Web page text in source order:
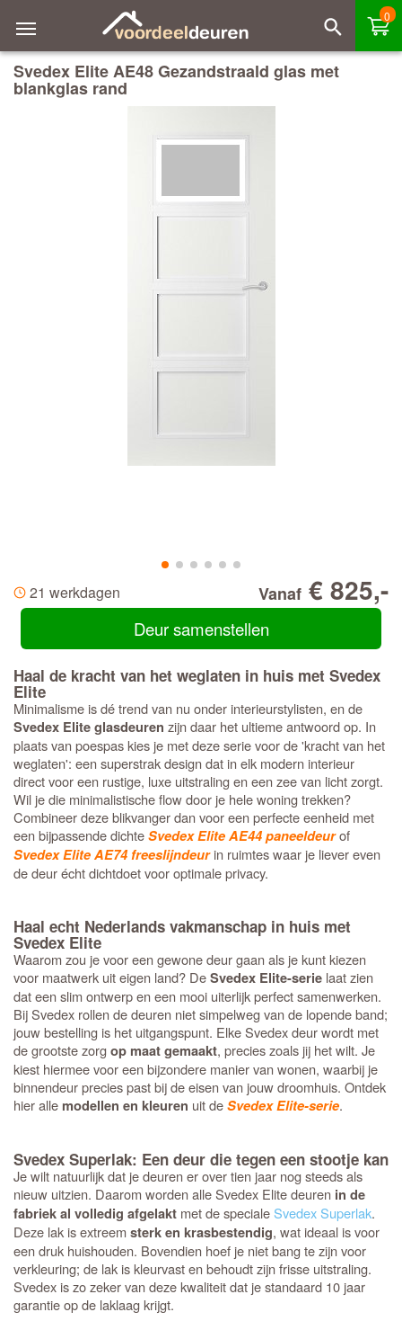
0
Svedex Elite AE48 Gezandstraald glas met
blankglas rand
21 werkdagen Vanaf € 825,-
Deur samenstellen
Haal de kracht van het weglaten in huis met Svedex
Elite
Minimalisme is dé trend van nu onder interieurstylisten, en de
Svedex Elite glasdeuren zijn daar het ultieme antwoord op. In
plaats van poespas kies je met deze serie voor de 'kracht van het
weglaten': een superstrak design dat in elk modern interieur
direct voor een rustige, luxe uitstraling en een zee van licht zorgt.
Wil je die minimalistische flow door je hele woning trekken?
Combineer deze blikvanger dan voor een perfecte eenheid met
een bijpassende dichteSvedex Elite AE44 paneeldeurof
Svedex Elite AE74 freeslijndeurin ruimtes waar je liever even
de deur écht dichtdoet voor optimale privacy.
Haal echt Nederlands vakmanschap in huis met
Svedex Elite
Waarom zou je voor een gewone deur gaan als je kunt kiezen
voor maatwerk uit eigen land? DeSvedex Elite-serie laat zien
dat een slim ontwerp en een mooi uiterlijk perfect samenwerken.
Bij Svedex rollen de deuren niet simpelweg van de lopende band;
jouw bestelling is het uitgangspunt. Elke Svedex deur wordt met
de grootste zorgop maat gemaakt, precies zoals jij het wilt. Je
kiest hiermee voor een bijzondere manier van wonen, waarbij je
binnendeur precies past bij de eisen van jouw droomhuis. Ontdek
hier alle modellen en kleuren uit deSvedex Elite-serie.
Svedex Superlak: Een deur die tegen een stootje kan
Je wilt natuurlijk dat je deuren er over tien jaar nog steeds als
nieuw uitzien. Daarom worden alle Svedex Elite deuren in de
fabriek al volledig afgelakt met de specialeSvedex Superlak.
Deze lak is extreemsterk en krasbestendig, wat ideaal is voor
een druk huishouden. Bovendien hoef je niet bang te zijn voor
verkleuring; de lak is kleurvast en behoudt zijn frisse uitstraling.
Svedex is zo zeker van deze kwaliteit dat je standaard 10 jaar
garantie op de laklaag krijgt.